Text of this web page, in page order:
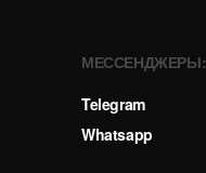
Telegram
МЕССЕНДЖЕРЫ:
Whatsapp